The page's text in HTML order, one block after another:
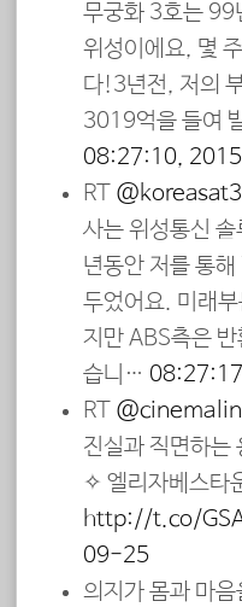
무궁화 3호는 99
위성이에요, 몇
다!3년전, 저의
3019억을 들여
08:27:10,
RT @koreasat3
사는 위성통신
년동안 저를 통
두었어요. 미래
지만 ABS측은
습니…
RT
진실과 직면하는
✧ 엘리자베스
http://t.co/
09-25
의지가 몸과 마